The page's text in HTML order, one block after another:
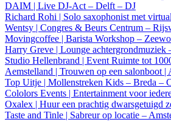
DAIM | Live DJ-Act – Delft – DJ
Richard Rohi | Solo saxophonist met
Wentsy | Congres & Beurs Centrum –
Movingcoffee | Barista Workshop –
Harry Greve | Lounge
Studio Hellenbrand | Event Ruimte tot
Aemstelland | Trouwen op een salonboot
Top Uitje | Mollenstreken Kids – Breda –
Cololors Events | Entertainment voor
Oxalex | Huur een prachtig dwarsgetuigd
Taste and Tinle | Sabreur op locatie –